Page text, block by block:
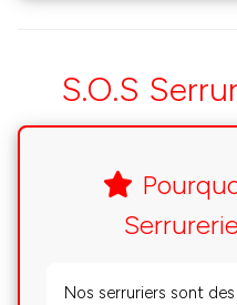
S.O.S
Nos serruriers sont